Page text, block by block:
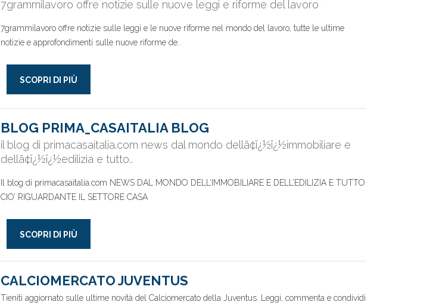
7grammilavoro offre notizie sulle nuove leggi e riforme del lavoro
7grammilavoro offre notizie sulle leggi e le nuove riforme nel mondo del lavoro, tutte le ultime
notizie e approfondimenti sulle nuove riforme de..
SCOPRI DI PIÙ
BLOG PRIMA_CASAITALIA BLOG
il blog di primacasaitalia.com news dal mondo dellã¢ï¿½ï¿½immobiliare e
dellã¢ï¿½ï¿½edilizia e tutto..
Il blog di primacasaitalia.com NEWS DAL MONDO DELL’IMMOBILIARE E DELL’EDILIZIA E TUTTO
CIO’ RIGUARDANTE IL SETTORE CASA
SCOPRI DI PIÙ
CALCIOMERCATO JUVENTUS
Tieniti aggiornato sulle ultime novità del Calciomercato della Juventus. Leggi, commenta e condividi